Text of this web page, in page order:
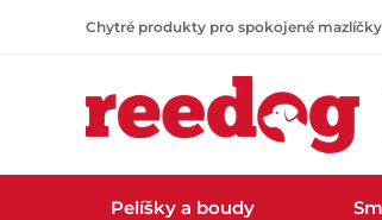
Chytré produkty pro spokojené mazlíčky
Pelíšky a boudy